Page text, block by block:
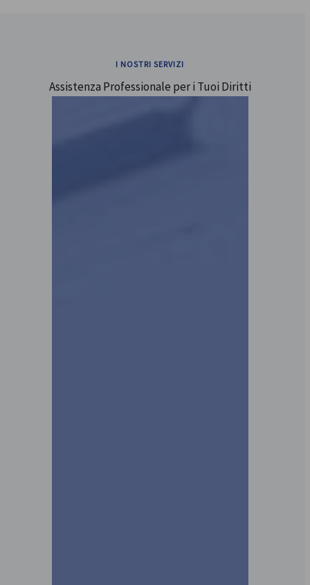
I NOSTRI SERVIZI
Assistenza Professionale per i Tuoi Diritti